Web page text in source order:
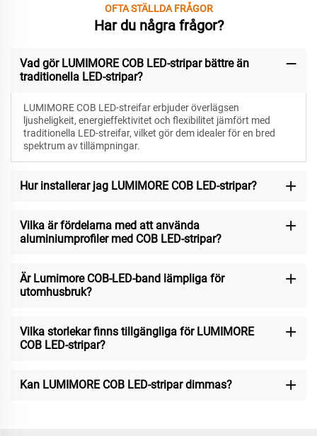
OFTA STÄLLDA FRÅGOR
Har du några frågor?
Vad gör LUMIMORE COB LED-stripar bättre än
traditionella LED-stripar?
LUMIMORE COB LED-streifar erbjuder överlägsen
ljusheligkeit, energieffektivitet och flexibilitet jämfört med
traditionella LED-streifar, vilket gör dem idealer för en bred
spektrum av tillämpningar.
Hur installerar jag LUMIMORE COB LED-stripar?
Vilka är fördelarna med att använda
aluminiumprofiler med COB LED-stripar?
Är Lumimore COB-LED-band lämpliga för
utomhusbruk?
Vilka storlekar finns tillgängliga för LUMIMORE
COB LED-stripar?
Kan LUMIMORE COB LED-stripar dimmas?